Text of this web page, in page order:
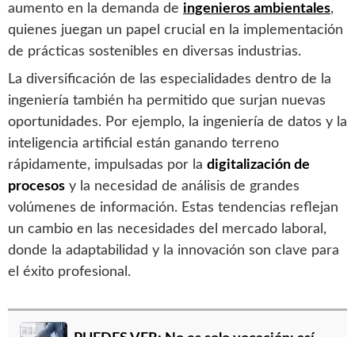
aumento en la demanda de ingenieros ambientales,
quienes juegan un papel crucial en la implementación
de prácticas sostenibles en diversas industrias.
La diversificación de las especialidades dentro de la
ingeniería también ha permitido que surjan nuevas
oportunidades. Por ejemplo, la ingeniería de datos y la
inteligencia artificial están ganando terreno
rápidamente, impulsadas por la digitalización de
procesos y la necesidad de análisis de grandes
volúmenes de información. Estas tendencias reflejan
un cambio en las necesidades del mercado laboral,
donde la adaptabilidad y la innovación son clave para
el éxito profesional.